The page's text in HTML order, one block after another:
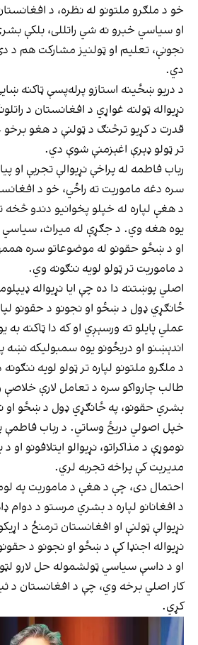
خو د ملګرو ملتونو له نظره، د
او سیاسي خبرو نه شي راتللی، بلکې
نجونې، تعلیم او ټولنیز مشارکت هم د
دي.
د دریو ښځینه استازو پرله‌پسې ټاکنه
نړیواله ټولنه غواړي د افغانستان د
قدرت د کړیو ترڅنګ د ټولنې د هغو
تر ټولو ډېرې اغېزمنې شوې دي.
رباب فاطمه له پراخې نړیوالې تجربې او
سره دغه ماموریت ته راځي، خو د
د هغې لپاره له خپلو پخوانیو دندو څخه
یوه هغه وي. د جګړې له میراث، سیاسي
او د ښځو حقونو له موضوعاتو سره
د ماموریت تر ټولو لویه ننګونه وي.
اصلي پوښتنه دا ده چې ایا نړیواله
ځانګړي ډول د ښځو او نجونو د حقونو
عملي پایلو ته ورسېږي او که دا ټاکنه به
اندېښنو او دریځونو یوه سمبولیکه نښه
د ملګرو ملتونو لپاره تر ټولو لویه
طالب چارواکو سره د تعامل لارې خلاصې
بشري حقونو، په ځانګړي ډول د ښځو او
خپل اصولي دریځ وساتي. د رباب
نوموړې د مذاکراتو، نړیوالو ایتلافونو
مدیریت کې پراخه تجربه لري.
احتمال دی، چې د هغې د ماموریت په
د افغانانو لپاره د بشري مرستو د دوام
نړیوالې ټولنې او افغانستان ترمنځ د
نړیواله اجنډا کې د ښځو او نجونو د
او د داسې سیاسي ټولشموله حل لارو
کار اصلي برخه وي، چې د افغانستان د
کړي.